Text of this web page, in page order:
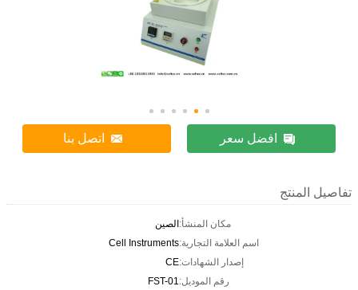
افضل سعر اتصل بنا
تفاصيل المنتج
مكان المنشأ:الصين
اسم العلامة التجارية:Cell Instruments
إصدار الشهادات:CE
رقم الموديل:FST-01